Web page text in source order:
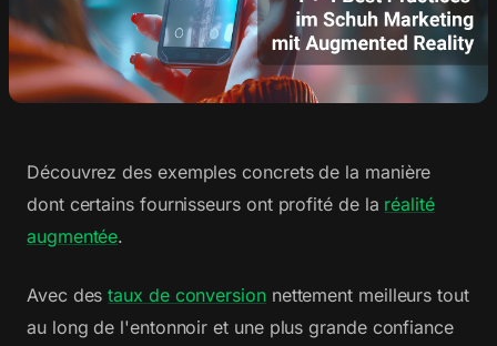
Découvrez des exemples concrets de la manière
dont certains fournisseurs ont profité de la réalité
augmentée.
Avec destaux de conversionnettement meilleurs tout
au long de l'entonnoir et une plus grande confiance